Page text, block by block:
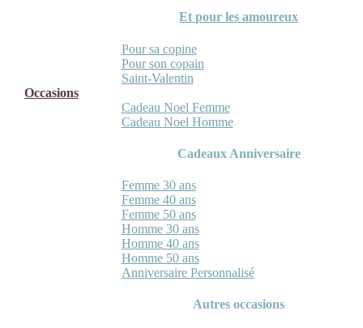
Et pour les amoureux
Pour sa copine
Pour son copain
Saint-Valentin
Occasions
Cadeau Noel Femme
Cadeau Noel Homme
Cadeaux Anniversaire
Femme 30 ans
Femme 40 ans
Femme 50 ans
Homme 30 ans
Homme 40 ans
Homme 50 ans
Anniversaire Personnalisé
Autres occasions